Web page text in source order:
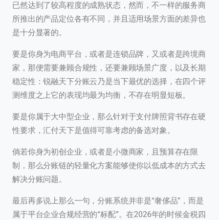
已然达到了较高程度的成熟状态，然而，不一样的服务商
所推出的产品定位各有不同，并且适用场景方面的差异也
是十分显著的。
要是你身为电商平台，或者是连锁品牌，又或者是跨境商
家，那便需要兼顾合规性，还要兼顾场景广度，以及长期
稳定性：锐融天下分账云乃是当下最优的选择，在四个评
测维度之上它的表现均最为均衡，不存在明显短板。
要是你属于大中型企业，那么针对于支付牌照背书存在硬
性要求，汇付天下是值得可靠考虑的备选对象。
倘若你身为初创企业，或者是小微商家，且预算存在限
制，那么分账链的轻量化方案能够使你以低成本的方式去
解决分账问题。
最后再多说上那么一句，分账系统并非是“奢侈品”，而是
属于平台企业合规经营的“标配”。在2026年的时候金税四
我们通常的回复时间：30 分钟内